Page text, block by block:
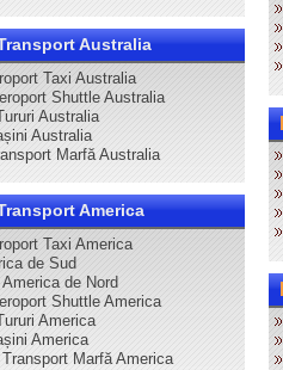
Australia
Taxi Australia
Shuttle Australia
Australia
Australia
Marfă Australia
America
Taxi America
de Sud
de Nord
Shuttle America
America
America
Marfă America